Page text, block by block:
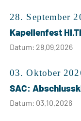
28. September
Kapellenfest
Datum: 28.09.2026
03. Oktober
SAC:
Datum: 03.10.2026